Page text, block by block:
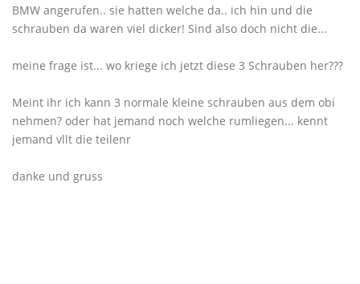
BMW angerufen.. sie hatten welche da.. ich hin und die
schrauben da waren viel dicker! Sind also doch nicht die...
meine frage ist... wo kriege ich jetzt diese 3 Schrauben her???
Meint ihr ich kann 3 normale kleine schrauben aus dem obi
nehmen? oder hat jemand noch welche rumliegen... kennt
jemand vllt die teilenr
danke und gruss